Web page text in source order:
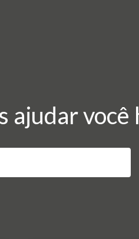
ajudar você